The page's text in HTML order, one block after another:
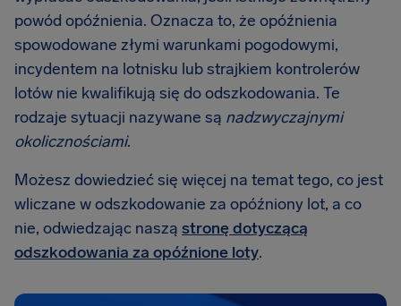
powód opóźnienia. Oznacza to, że opóźnienia
spowodowane złymi warunkami pogodowymi,
incydentem na lotnisku lub strajkiem kontrolerów
lotów nie kwalifikują się do odszkodowania. Te
rodzaje sytuacji nazywane są nadzwyczajnymi
okolicznościami.
Możesz dowiedzieć się więcej na temat tego, co jest
wliczane w odszkodowanie za opóźniony lot, a co
nie, odwiedzając naszą stronę dotyczącą
odszkodowania za opóźnione loty.